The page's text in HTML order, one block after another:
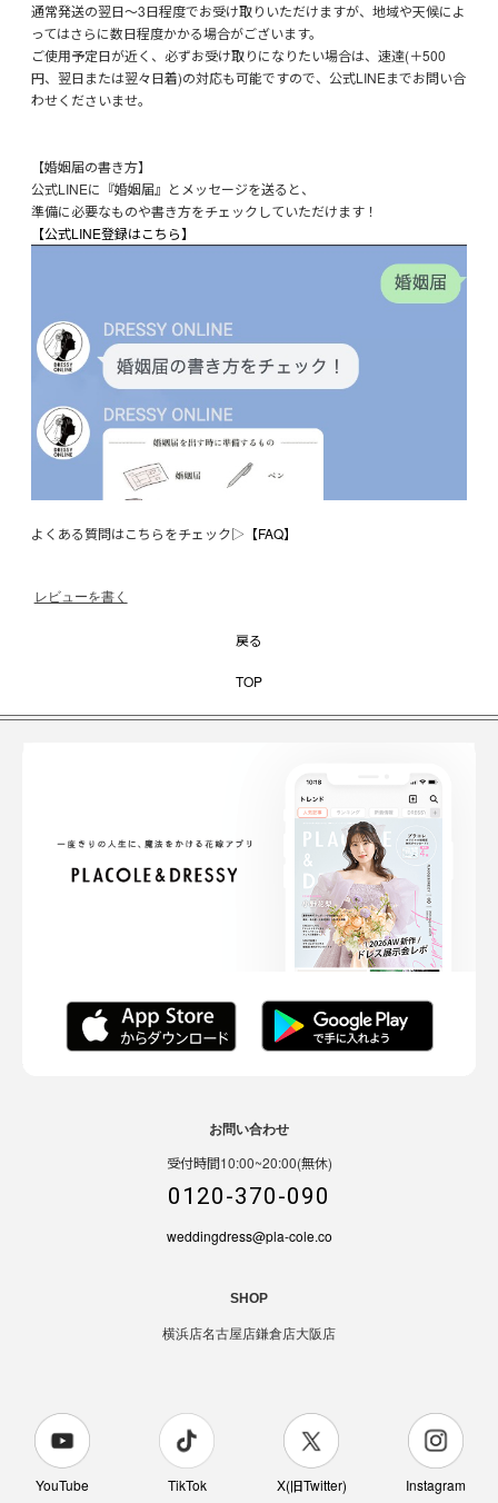
通常発送の翌日～3日程度でお受け取りいただけますが、地域や天候によ
ってはさらに数日程度かかる場合がございます。
ご使用予定日が近く、必ずお受け取りになりたい場合は、速達(＋500
円、翌日または翌々日着)の対応も可能ですので、公式LINEまでお問い合
わせくださいませ。
【婚姻届の書き方】
公式LINEに『婚姻届』とメッセージを送ると、
準備に必要なものや書き方をチェックしていただけます！
【公式LINE登録はこちら】
よくある質問はこちらをチェック▷ 【FAQ】
レビューを書く
戻る
TOP
お問い合わせ
受付時間10:00~20:00(無休)
0120-370-090
weddingdress@pla-cole.co
SHOP
横浜店名古屋店鎌倉店大阪店
YouTube TikTok X(旧Twitter) Instagram